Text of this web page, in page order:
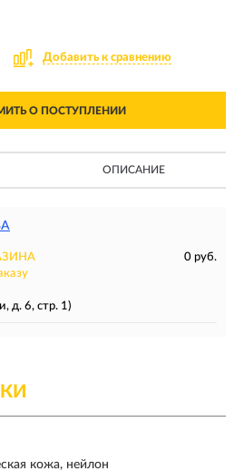
Добавить к сравнению
О ПОСТУПЛЕНИИ
ОПИСАНИЕ
0 руб.
д. 6, стр. 1)
кожа, нейлон